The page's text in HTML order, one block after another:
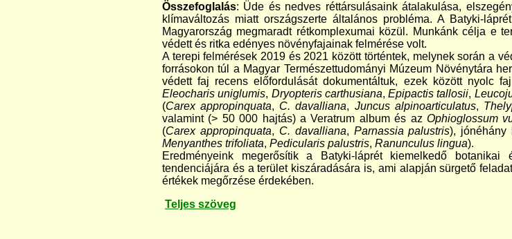
Összefoglalás: Üde és nedves réttársulásaink átalakulása,
klímaváltozás miatt országszerte általános probléma. A Batyki-
Magyarország megmaradt rétkomplexumai közül. Munkánk célja e
védett és ritka edényes növényfajainak felmérése volt.
A terepi felmérések 2019 és 2021 között történtek, melynek során a
forrásokon túl a Magyar Természettudományi Múzeum Növénytára
védett faj recens előfordulását dokumentáltuk, ezek között nyolc
Eleocharis uniglumis, Dryopteris carthusiana,Epipactis tallosii,
(Carex appropinquata, C. davalliana, Juncus alpinoarticulatus,
valamint (> 50 000 hajtás) a Veratrum album és az Ophioglossum
(Carex appropinquata, C. davalliana, Parnassia palustris), jónéhány
Menyanthes trifoliata, Pedicularis palustris, Ranunculus lingua).
Eredményeink megerősítik a Batyki-láprét kiemelkedő
tendenciájára és a terület kiszáradására is, ami alapján sürgető
értékek megőrzése érdekében.
Teljes szöveg